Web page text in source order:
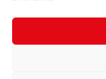
mairie@bernwiller.fr